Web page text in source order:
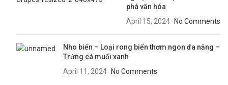
phá văn hóa
April 15, 2024 No Comments
Nho biển – Loại rong biển thơm ngon đa năng –
Trứng cá muối xanh
April 11, 2024 No Comments